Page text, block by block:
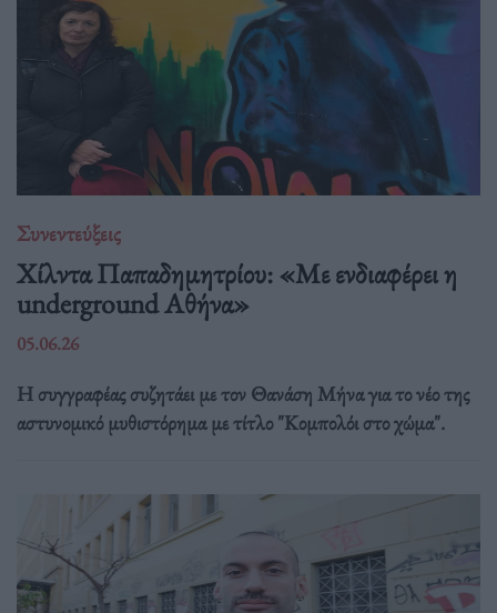
Συνεντεύξεις
Χίλντα Παπαδημητρίου: «Με ενδιαφέρει η
underground Αθήνα»
05.06.26
Η συγγραφέας συζητάει με τον Θανάση Μήνα για το νέο της
αστυνομικό μυθιστόρημα με τίτλο "Κομπολόι στο χώμα".